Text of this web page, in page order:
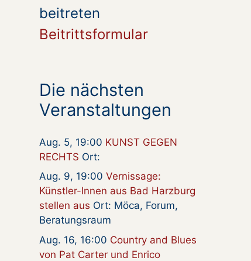
beitreten
Beitrittsformular
Die nächsten
Veranstaltungen
Aug. 5, 19:00 KUNST GEGEN
RECHTS Ort:
Aug. 9, 19:00 Vernissage:
Künstler-Innen aus Bad Harzburg
stellen aus Ort: Möca, Forum,
Beratungsraum
Aug. 16, 16:00 Country and Blues
von Pat Carter und Enrico